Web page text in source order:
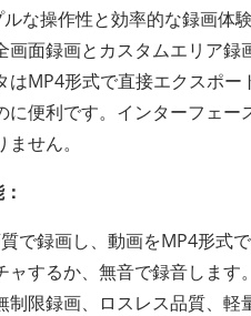
ルな操作性と効率的な録画体
面録画とカスタムエリア
MP4形式で直接エクスポ
便利です。インターフェ
せん。
で録画し、動画をMP4形式で
するか、無音で録音します。
限録画、ロスレス品質、